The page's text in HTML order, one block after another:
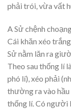
phải trói, vừa vất
A Sử chệnh
Cái khăn xéo
Sử nằm lăn ra
Theo sau thống lí
phó lí), xéo phải
thường ra vào hầu
thống lí. Có